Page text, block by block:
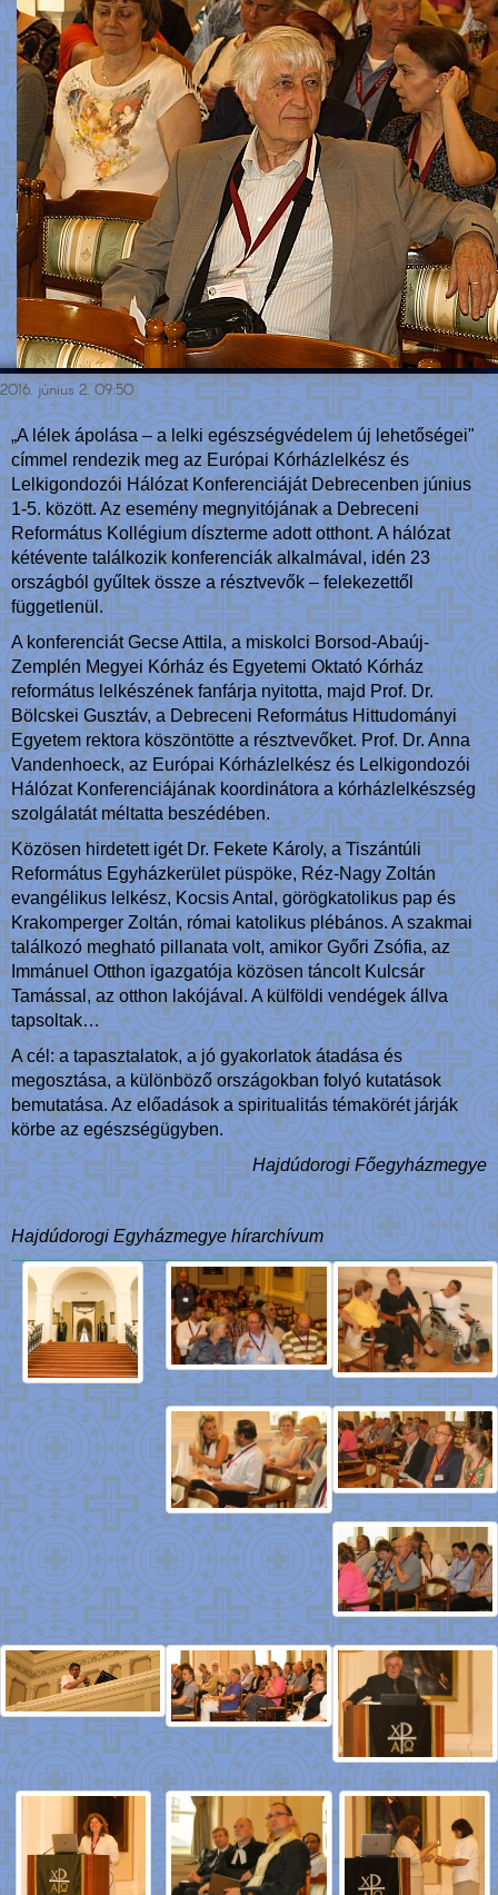
2016. június 2. 09:50
„A lélek ápolása – a lelki egészségvédelem új lehetőségei"
címmel rendezik meg az Európai Kórházlelkész és
Lelkigondozói Hálózat Konferenciáját Debrecenben június
1-5. között. Az esemény megnyitójának a Debreceni
Református Kollégium díszterme adott otthont. A hálózat
kétévente találkozik konferenciák alkalmával, idén 23
országból gyűltek össze a résztvevők – felekezettől
függetlenül.
A konferenciát Gecse Attila, a miskolci Borsod-Abaúj-
Zemplén Megyei Kórház és Egyetemi Oktató Kórház
református lelkészének fanfárja nyitotta, majd Prof. Dr.
Bölcskei Gusztáv, a Debreceni Református Hittudományi
Egyetem rektora köszöntötte a résztvevőket. Prof. Dr. Anna
Vandenhoeck, az Európai Kórházlelkész és Lelkigondozói
Hálózat Konferenciájának koordinátora a kórházlelkészség
szolgálatát méltatta beszédében.
Közösen hirdetett igét Dr. Fekete Károly, a Tiszántúli
Református Egyházkerület püspöke, Réz-Nagy Zoltán
evangélikus lelkész, Kocsis Antal, görögkatolikus pap és
Krakomperger Zoltán, római katolikus plébános. A szakmai
találkozó megható pillanata volt, amikor Győri Zsófia, az
Immánuel Otthon igazgatója közösen táncolt Kulcsár
Tamással, az otthon lakójával. A külföldi vendégek állva
tapsoltak…
A cél: a tapasztalatok, a jó gyakorlatok átadása és
megosztása, a különböző országokban folyó kutatások
bemutatása. Az előadások a spiritualitás témakörét járják
körbe az egészségügyben.
Hajdúdorogi Főegyházmegye
Hajdúdorogi Egyházmegye hírarchívum